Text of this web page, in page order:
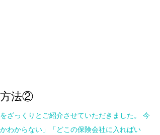
方法②
ざっくりとご紹介させていただきました。 今
わからない」「どこの保険会社に入ればい